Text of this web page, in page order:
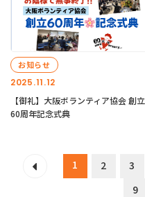
2025.11.12
お知らせ
【御礼】大阪ボランティア協会 創立
60周年記念式典
1 2 3
9